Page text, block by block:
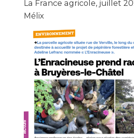
La France agricole, juillet
Mélix